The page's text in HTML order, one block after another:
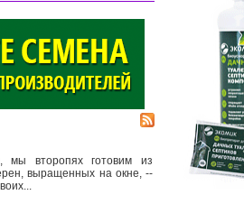
мы второпях готовим из
выращенных на окне, -­